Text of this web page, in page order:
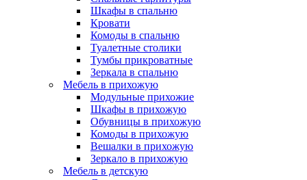
Шкафы в спальню
Кровати
Комоды в спальню
Туалетные столики
Тумбы прикроватные
Зеркала в спальню
Мебель в прихожую
Модульные прихожие
Шкафы в прихожую
Обувницы в прихожую
Комоды в прихожую
Вешалки в прихожую
Зеркало в прихожую
Мебель в детскую